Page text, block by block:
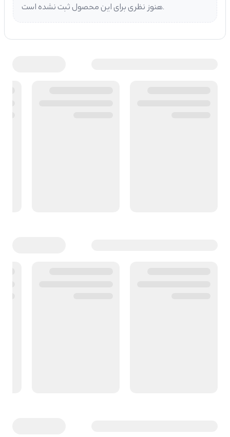
هنوز نظری برای این محصول ثبت نشده است.